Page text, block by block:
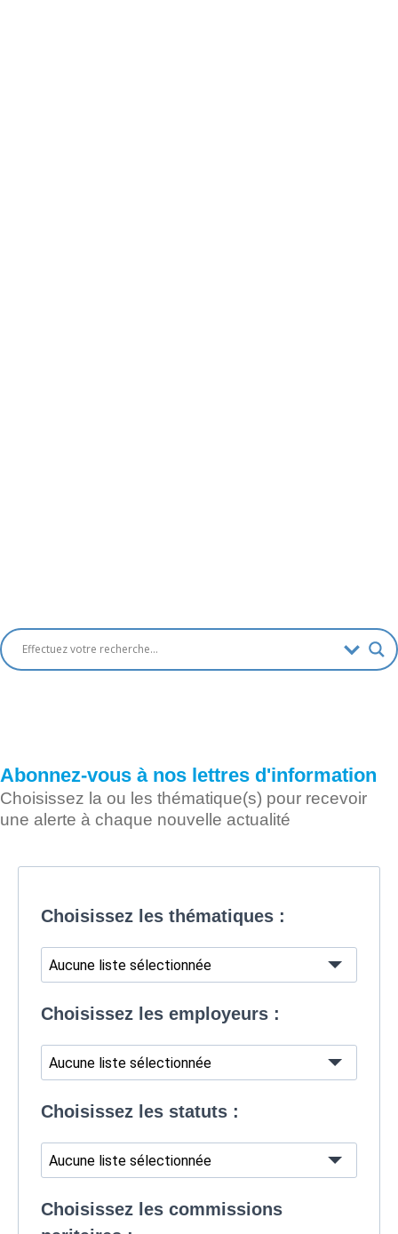
Abonnez-vous à nos lettres d'information
Choisissez la ou les thématique(s) pour recevoir
une alerte à chaque nouvelle actualité